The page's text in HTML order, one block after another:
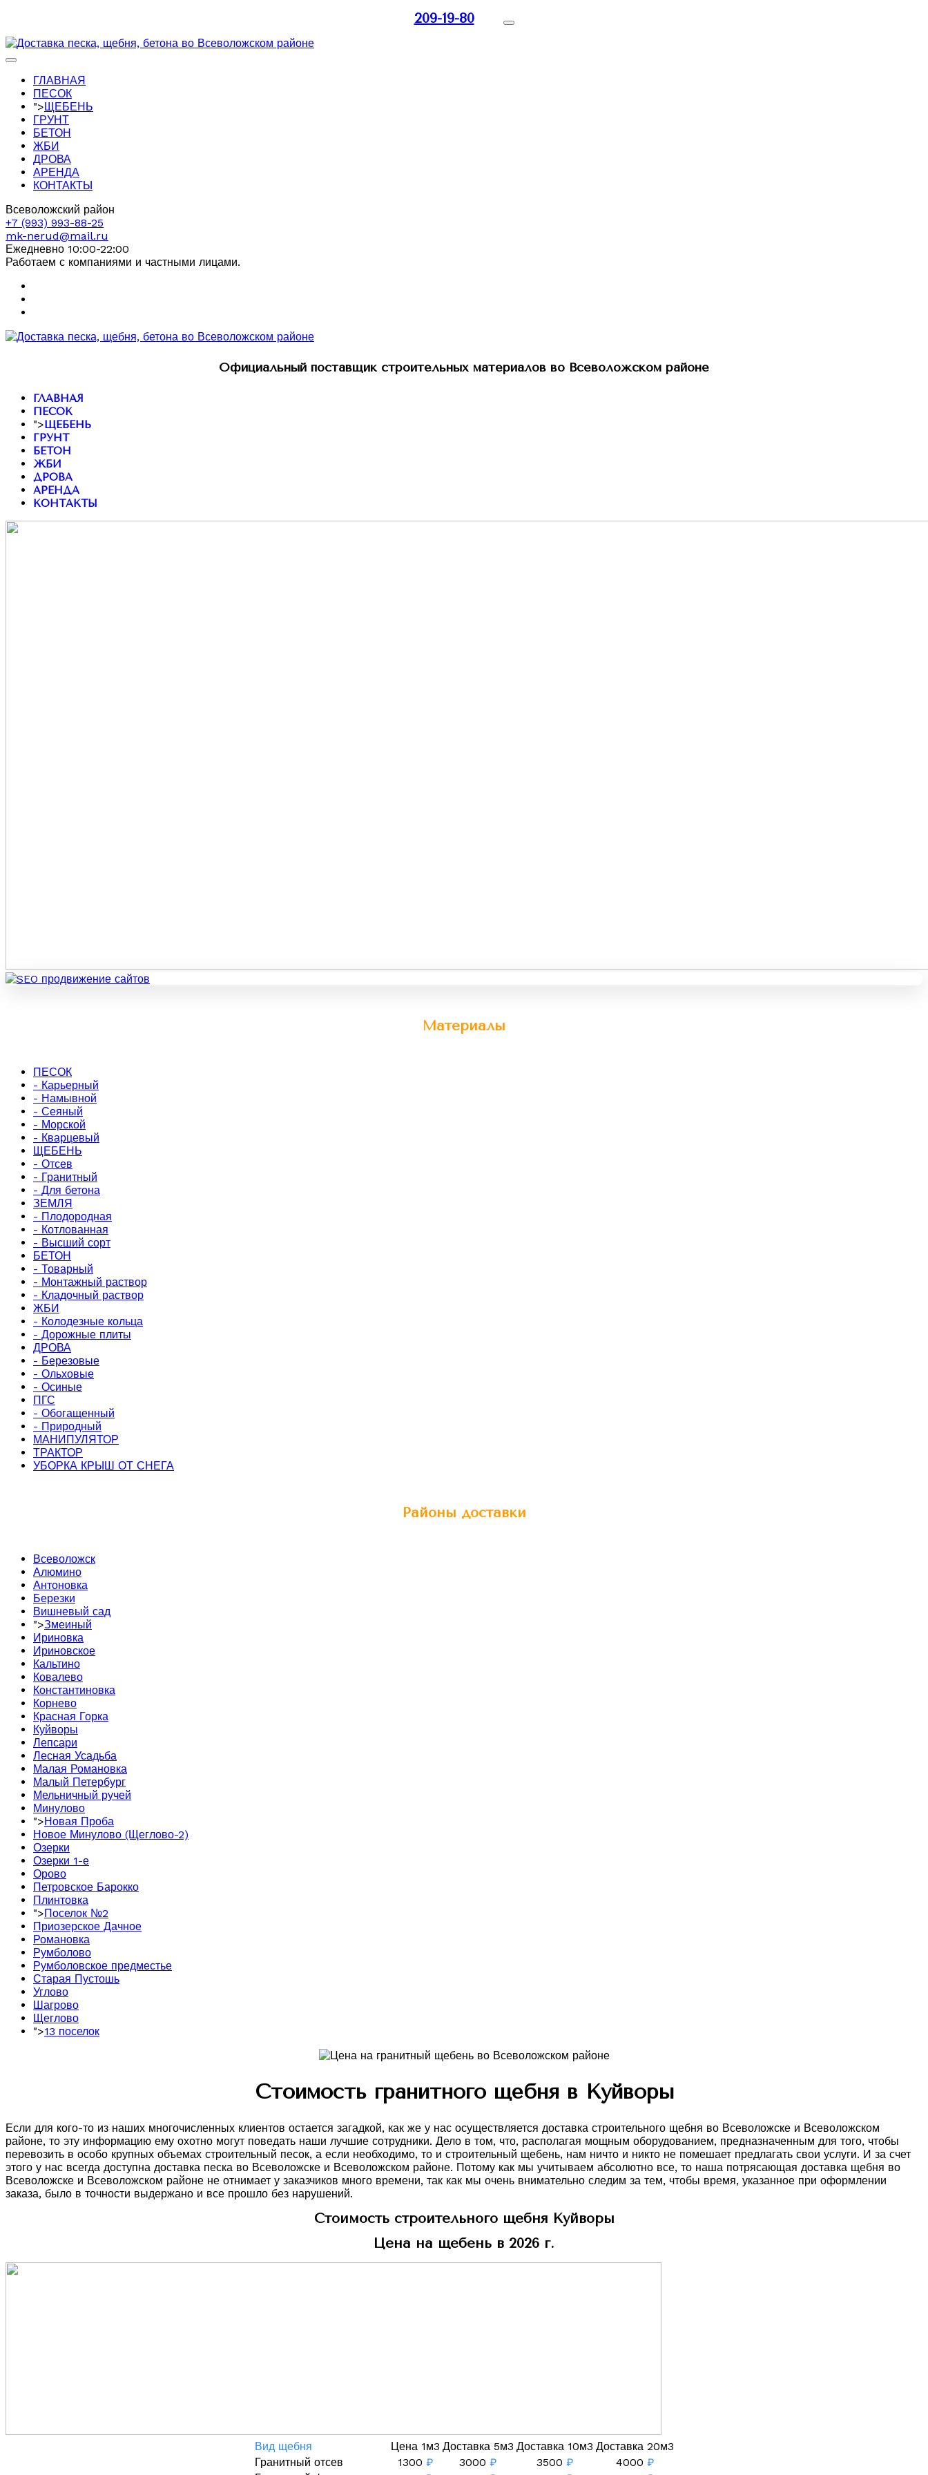
209-19-80
ГЛАВНАЯ
ПЕСОК
">ЩЕБЕНЬ
ГРУНТ
БЕТОН
ЖБИ
ДРОВА
АРЕНДА
КОНТАКТЫ
Всеволожский район
+7 (993) 993-88-25
mk-nerud@mail.ru
Ежедневно 10:00-22:00
Работаем с компаниями и частными лицами.
Официальный поставщик строительных материалов во Всеволожском районе
ГЛАВНАЯ
ПЕСОК
">ЩЕБЕНЬ
ГРУНТ
БЕТОН
ЖБИ
ДРОВА
АРЕНДА
КОНТАКТЫ
Материалы
ПЕСОК
- Карьерный
- Намывной
- Сеяный
- Морской
- Кварцевый
ЩЕБЕНЬ
- Отсев
- Гранитный
- Для бетона
ЗЕМЛЯ
- Плодородная
- Котлованная
- Высший сорт
БЕТОН
- Товарный
- Монтажный раствор
- Кладочный раствор
ЖБИ
- Колодезные кольца
- Дорожные плиты
ДРОВА
- Березовые
- Ольховые
- Осиные
ПГС
- Обогащенный
- Природный
МАНИПУЛЯТОР
ТРАКТОР
УБОРКА КРЫШ ОТ СНЕГА
Районы доставки
Всеволожск
Алюмино
Антоновка
Березки
Вишневый сад
">Змеиный
Ириновка
Ириновское
Кальтино
Ковалево
Константиновка
Корнево
Красная Горка
Куйворы
Лепсари
Лесная Усадьба
Малая Романовка
Малый Петербург
Мельничный ручей
Минулово
">Новая Проба
Новое Минулово (Щеглово-2)
Озерки
Озерки 1-е
Орово
Петровское Барокко
Плинтовка
">Поселок №2
Приозерское Дачное
Романовка
Румболово
Румболовское предместье
Старая Пустошь
Углово
Шагрово
Щеглово
">13 поселок
Стоимость гранитного щебня в Куйворы
Если для кого-то из наших многочисленных клиентов остается загадкой, как же у нас осуществляется доставка строительного щебня во Всеволожске и Всеволожском
районе, то эту информацию ему охотно могут поведать наши лучшие сотрудники. Дело в том, что, располагая мощным оборудованием, предназначенным для того, чтобы
перевозить в особо крупных объемах строительный песок, а если необходимо, то и строительный щебень, нам ничто и никто не помешает предлагать свои услуги. И за счет
этого у нас всегда доступна доставка песка во Всеволожске и Всеволожском районе. Потому как мы учитываем абсолютно все, то наша потрясающая доставка щебня во
Всеволожске и Всеволожском районе не отнимает у заказчиков много времени, так как мы очень внимательно следим за тем, чтобы время, указанное при оформлении
заказа, было в точности выдержано и все прошло без нарушений.
Стоимость строительного щебня Куйворы
Цена на щебень в 2026 г.
Вид щебня Цена 1м3 Доставка 5м3 Доставка 10м3 Доставка 20м3
Гранитный отсев
1300 ₽ 3000 ₽ 3500 ₽ 4000 ₽